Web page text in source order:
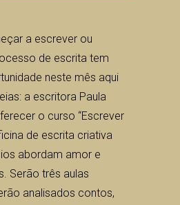
a escrever ou
de escrita tem
neste mês aqui
a escritora Paula
o curso “Escrever
de escrita criativa
abordam amor e
Serão três aulas
analisados contos,